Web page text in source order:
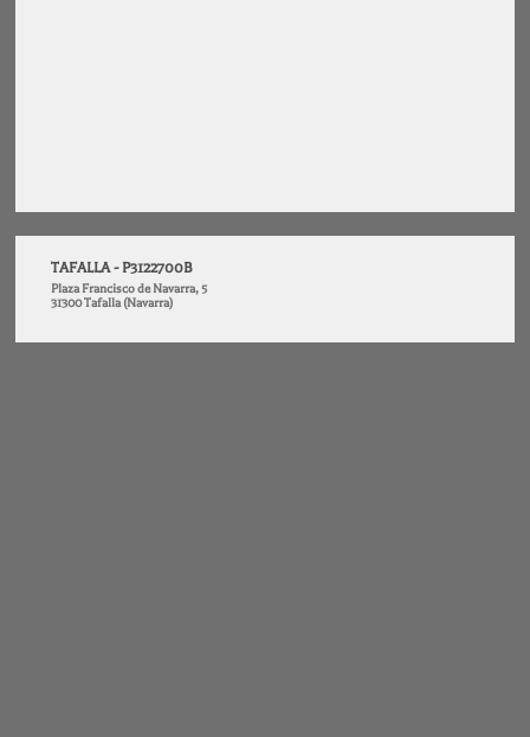
TAFALLA - P3122700B
Plaza Francisco de Navarra, 5
31300 Tafalla (Navarra)